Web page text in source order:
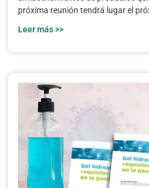
próxima reunión tendrá lugar el
Leer más >>